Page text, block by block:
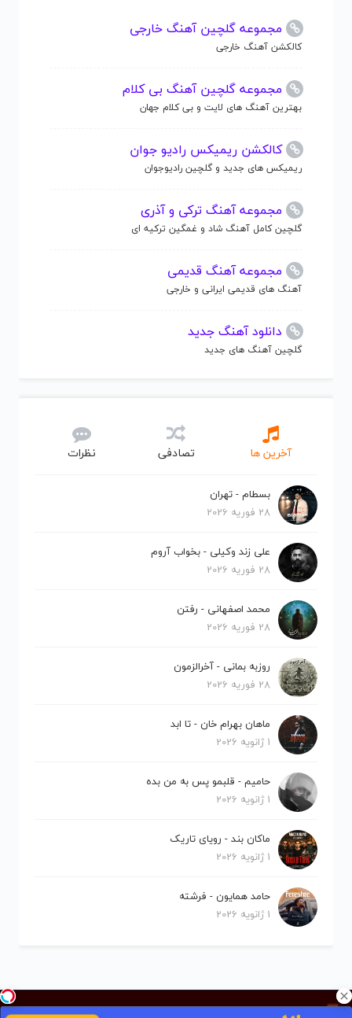
مجموعه گلچین آهنگ خارجی
کالکشن آهنگ خارجی
مجموعه گلچین آهنگ بی کلام
بهترین آهنگ های لایت و بی کلام جهان
کالکشن ریمیکس رادیو جوان
ریمیکس های جدید و گلچین رادیوجوان
مجموعه آهنگ ترکی و آذری
گلچین کامل آهنگ شاد و غمگین ترکیه ای
مجموعه آهنگ قدیمی
آهنگ های قدیمی ایرانی و خارجی
دانلود آهنگ جدید
گلچین آهنگ های جدید
آخرین ها تصادفی نظرات
بسطام - تهران
28 فوریه 2026
علی زند وکیلی - بخواب آروم
28 فوریه 2026
محمد اصفهانی - رفتن
28 فوریه 2026
روزبه بمانی - آخرالزمون
28 فوریه 2026
ماهان بهرام خان - تا ابد
1 ژانویه 2026
حامیم - قلبمو پس به من بده
1 ژانویه 2026
ماکان بند - رویای تاریک
1 ژانویه 2026
حامد همایون - فرشته
1 ژانویه 2026
کلیه حقوق برای نیلو موزیک محفوظ است.